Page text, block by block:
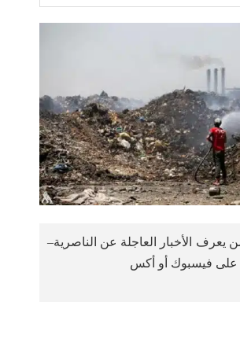
يعرف الأخبار العاجلة عن الناصرية–
على فيسبوك أو أكس